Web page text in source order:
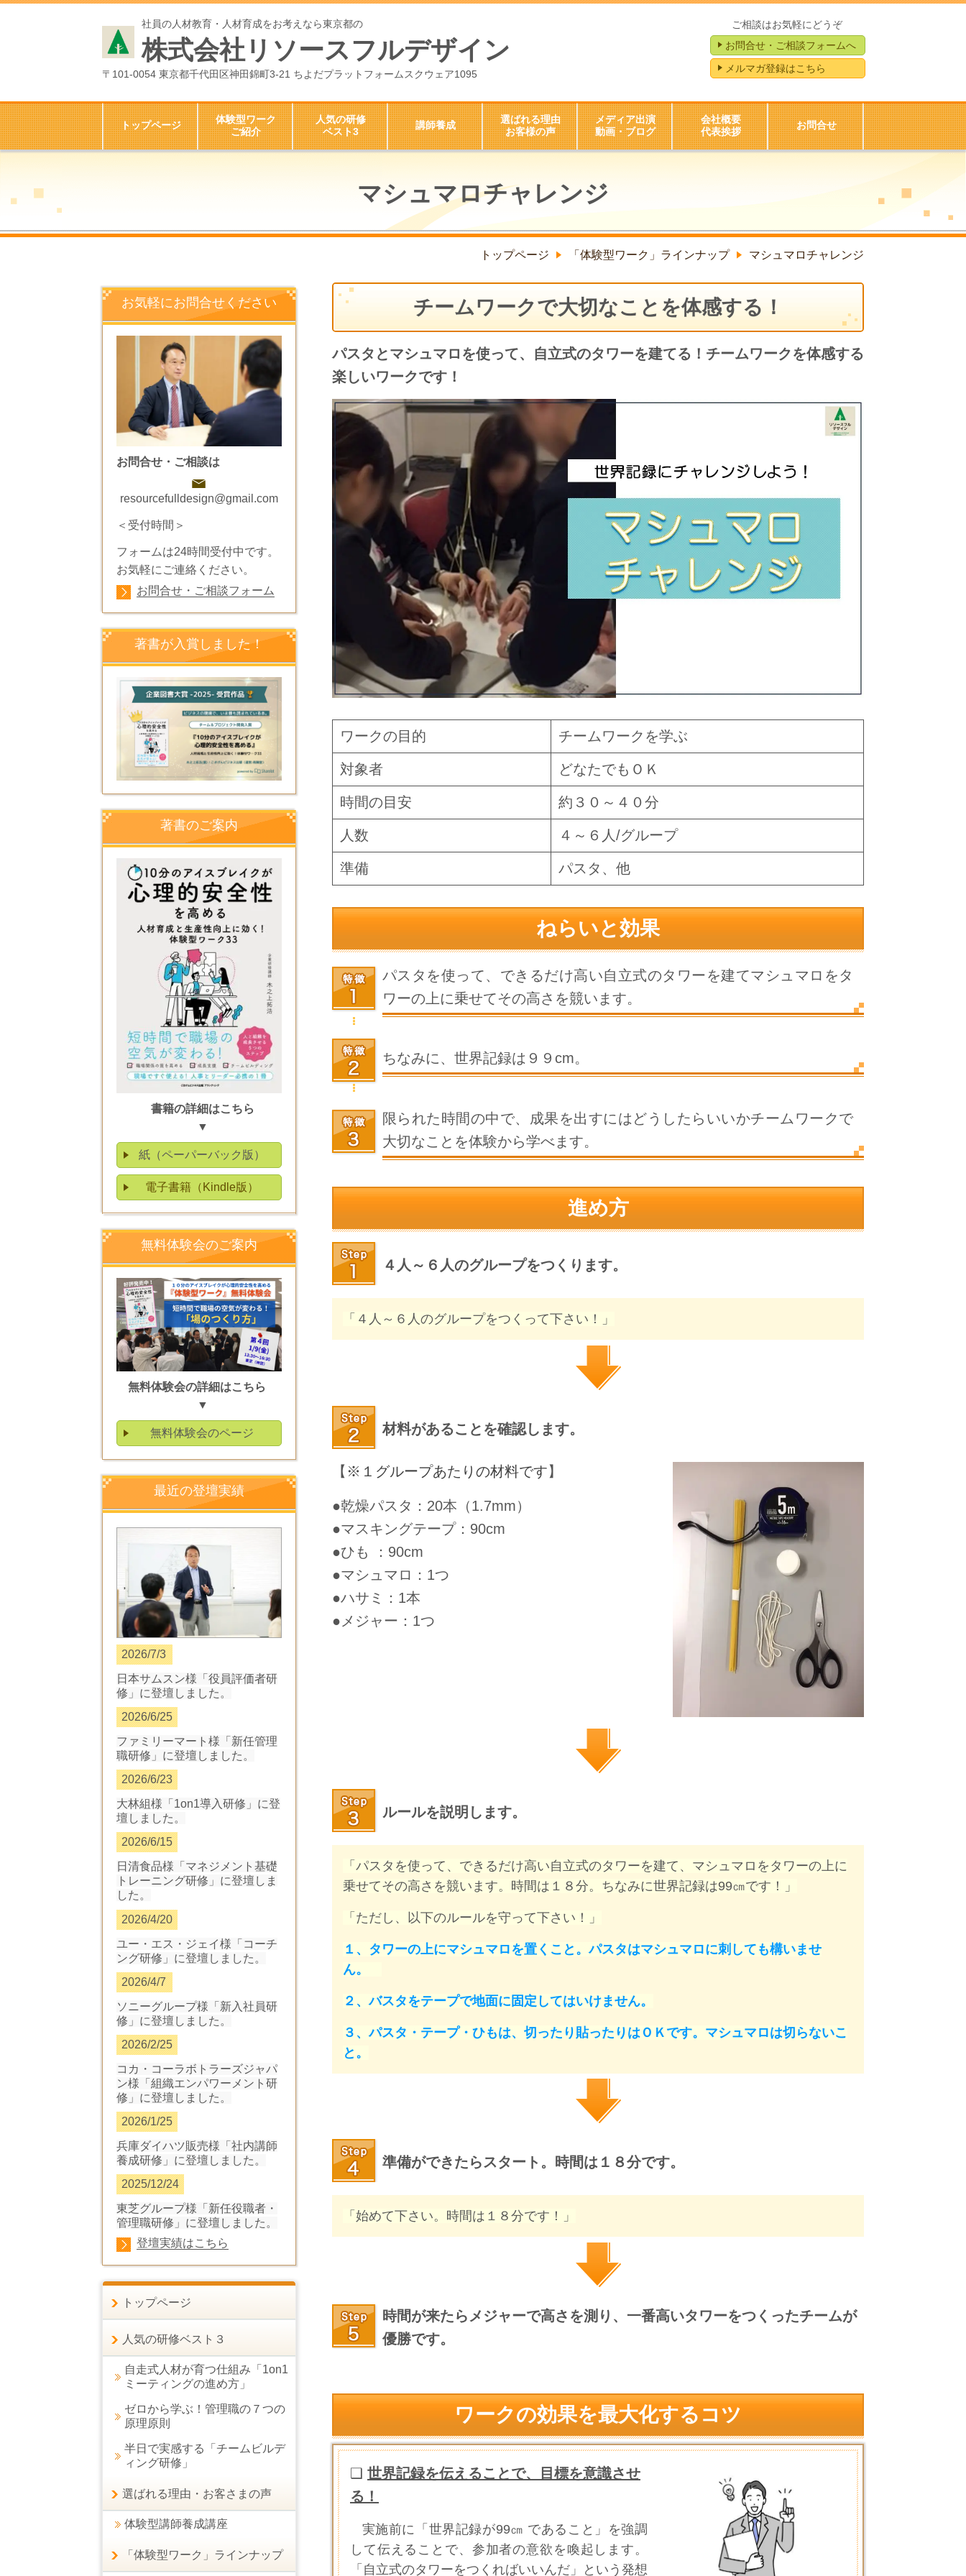
社員の人材教育・人材育成をお考えなら東京都の
株式会社リソースフルデザイン
〒101-0054 東京都千代田区神田錦町3-21 ちよだプラットフォームスクウェア1095
ご相談はお気軽にどうぞ
お問合せ・ご相談フォームへ
メルマガ登録はこちら
トップページ
体験型ワーク
ご紹介
人気の研修
ベスト3
講師養成
選ばれる理由
お客様の声
メディア出演
動画・ブログ
会社概要
代表挨拶
お問合せ
マシュマロチャレンジ
トップページ 「体験型ワーク」ラインナップ マシュマロチャレンジ
チームワークで大切なことを体感する！
パスタとマシュマロを使って、自立式のタワーを建てる！チームワークを体感する
楽しいワークです！
ワークの目的 チームワークを学ぶ
対象者 どなたでもＯＫ
時間の目安 約３０～４０分
人数 ４～６人/グループ
準備 パスタ、他
ねらいと効果
パスタを使って、できるだけ高い自立式のタワーを建てマシュマロをタ
ワーの上に乗せてその高さを競います。
ちなみに、世界記録は９９cm。
限られた時間の中で、成果を出すにはどうしたらいいかチームワークで
大切なことを体験から学べます。
進め方
４人～６人のグループをつくります。
「４人～６人のグループをつくって下さい！」
材料があることを確認します。
【 ※ １グループあたりの材料です】
●乾燥パスタ：20本（1.7mm）
●マスキングテープ：90cm
●ひも ：90cm
●マシュマロ：1つ
●ハサミ：1本
●メジャー：1つ
ルールを説明します。
「パスタを使って、できるだけ高い自立式のタワーを建て、マシュマロをタワーの上に
乗せてその高さを競います。時間は１８分。ちなみに世界記録は99㎝です！」
「ただし、以下のルールを守って下さい！」
１、タワーの上にマシュマロを置くこと。パスタはマシュマロに刺しても構いませ
ん。
２、バスタをテープで地面に固定してはいけません。
３、パスタ・テープ・ひもは、切ったり貼ったりはＯＫです。マシュマロは切らないこ
と。
準備ができたらスタート。時間は１８分です。
「始めて下さい。時間は１８分です！」
時間が来たらメジャーで高さを測り、一番高いタワーをつくったチームが
優勝です。
ワークの効果を最大化するコツ
❑ 世界記録を伝えることで、目標を意識させ
る！
実施前に「世界記録が99㎝ であること」を強調
して伝えることで、参加者の意欲を喚起します。
「自立式のタワーをつくればいいんだ」という発想
お気軽にお問合せください
お問合せ・ご相談は
resourcefulldesign@gmail.com
＜受付時間＞
フォームは24時間受付中です。
お気軽にご連絡ください。
お問合せ・ご相談フォーム
著書が入賞しました！
著書のご案内
書籍の詳細はこちら
▼
紙（ペーパーバック版）
電子書籍（Kindle版）
無料体験会のご案内
無料体験会の詳細はこちら
▼
無料体験会のページ
最近の登壇実績
2026/7/3
日本サムスン様「役員評価者研
修」に登壇しました 。
2026/6/25
ファミリーマート様「新任管理
職研修」に登壇しました 。
2026/6/23
大林組様「1on1導入研修」に登
壇しました 。
2026/6/15
日清食品様「マネジメント基礎
トレーニング研修」に登壇しま
した。
2026/4/20
ユー・エス・ジェイ様「コーチ
ング研修」に登壇しました。
2026/4/7
ソニーグループ様「新入社員研
修」に登壇しました 。
2026/2/25
コカ・コーラボトラーズジャパ
ン様「組織エンパワーメント研
修」に登壇しました 。
2026/1/25
兵庫ダイハツ販売様「社内講師
養成研修」に登壇しました 。
2025/12/24
東芝グループ様「新任役職者・
管理職研修」に登壇しました。
登壇実績はこちら
トップページ
人気の研修ベスト３
自走式人材が育つ仕組み「1on1
ミーティングの進め方」
ゼロから学ぶ！管理職の７つの
原理原則
半日で実感する「チームビルデ
ィング研修」
選ばれる理由・お客さまの声
体験型講師養成講座
「体験型ワーク」ラインナップ